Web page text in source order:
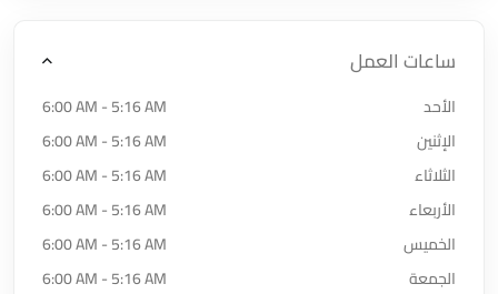
ساعات العمل
الأحد
6:00 AM - 5:16 AM
الإثنين
6:00 AM - 5:16 AM
الثلاثاء
6:00 AM - 5:16 AM
الأربعاء
6:00 AM - 5:16 AM
الخميس
6:00 AM - 5:16 AM
الجمعة
6:00 AM - 5:16 AM